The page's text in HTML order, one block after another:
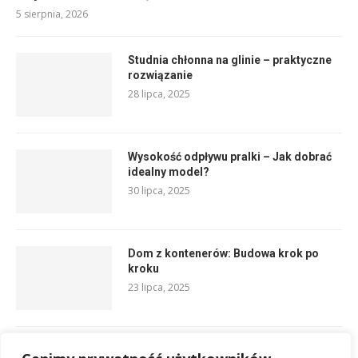
5 sierpnia, 2026
Studnia chłonna na glinie – praktyczne
rozwiązanie
28 lipca, 2025
Wysokość odpływu pralki – Jak dobrać
idealny model?
30 lipca, 2025
Dom z kontenerów: Budowa krok po
kroku
23 lipca, 2025